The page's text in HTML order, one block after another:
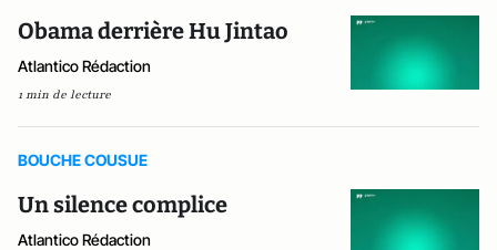
Obama derrière Hu Jintao
Atlantico Rédaction
1 min de lecture
BOUCHE COUSUE
Un silence complice
Atlantico Rédaction